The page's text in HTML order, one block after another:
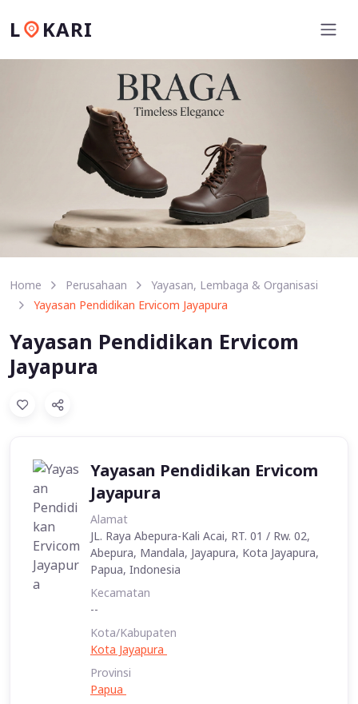
L KARI
Home Perusahaan
Yayasan, Lembaga & Organisasi
Yayasan Pendidikan Ervicom Jayapura
Yayasan Pendidikan Ervicom
Jayapura
Yayasan Pendidikan Ervicom
Jayapura
Alamat
JL. Raya Abepura-Kali Acai, RT. 01 / Rw. 02,
Abepura, Mandala, Jayapura, Kota Jayapura,
Papua, Indonesia
Kecamatan
--
Kota/Kabupaten
Kota Jayapura
Provinsi
Papua